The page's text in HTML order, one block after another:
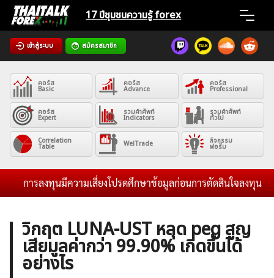
Skip
content
17 ปีชุมชนความรู้ forex
เข้าสู่ระบบ สมัครสมาชิก
Home
News
Articles
VPS Register
ค้นหา
สำหรับ:
คอร์ส
Basic
คอร์ส
Advance
คอร์ส
Professional
คอร์ส
Expert
รวมคำศัพท์
Indicators
รวมคำศัพท์
ทั่วไป
Correlation
Table WelTrade กิจกรรม
ฟอรั่ม
การลงทุนมีความเสี่ยงโปรดศึกษาข้อมูลก่อนการตัดสินใจลงทุน และ
วิกฤต LUNA-UST หลุด peg สูญ
เสียมูลค่ากว่า 99.90% เกิดขึ้นได้
อย่างไร